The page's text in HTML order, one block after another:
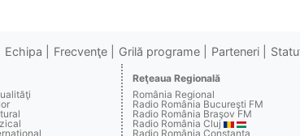
Echipa Frecvenţe Grilă programe Parteneri
Reţeaua Regională
România Regional
Radio România Bucureşti FM
Radio România Braşov FM
Radio România Cluj
Radio România Constanţa